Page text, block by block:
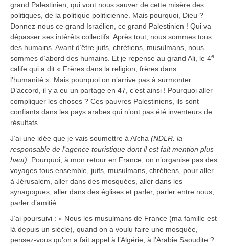
grand Palestinien, qui vont nous sauver de cette misère des
politiques, de la politique politicienne. Mais pourquoi, Dieu ?
Donnez-nous ce grand Israélien, ce grand Palestinien ! Qui va
dépasser ses intérêts collectifs. Après tout, nous sommes tous
des humains. Avant d’être juifs, chrétiens, musulmans, nous
sommes d’abord des humains. Et je repense au grand Ali, le 4e
calife qui a dit « Frères dans la religion, frères dans
l’humanité ». Mais pourquoi on n’arrive pas à surmonter…
D’accord, il y a eu un partage en 47, c’est ainsi ! Pourquoi aller
compliquer les choses ? Ces pauvres Palestiniens, ils sont
confiants dans les pays arabes qui n’ont pas été inventeurs de
résultats…
J’ai une idée que je vais soumettre à Aïcha (NDLR. la
responsable de l’agence touristique dont il est fait mention plus
haut). Pourquoi, à mon retour en France, on n’organise pas des
voyages tous ensemble, juifs, musulmans, chrétiens, pour aller
à Jérusalem, aller dans des mosquées, aller dans les
synagogues, aller dans des églises et parler, parler entre nous,
parler d’amitié…
J’ai poursuivi : « Nous les musulmans de France (ma famille est
là depuis un siècle), quand on a voulu faire une mosquée,
pensez-vous qu’on a fait appel à l’Algérie, à l’Arabie Saoudite ?